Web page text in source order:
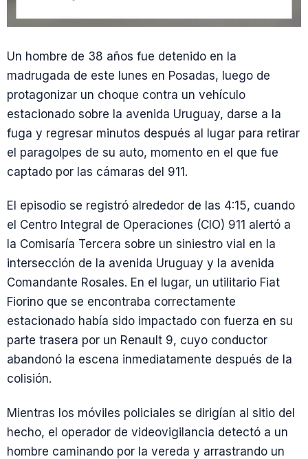
Un hombre de 38 años fue detenido en la
madrugada de este lunes en Posadas, luego de
protagonizar un choque contra un vehículo
estacionado sobre la avenida Uruguay, darse a la
fuga y regresar minutos después al lugar para retirar
el paragolpes de su auto, momento en el que fue
captado por las cámaras del 911.
El episodio se registró alrededor de las 4:15, cuando
el Centro Integral de Operaciones (CIO) 911 alertó a
la Comisaría Tercera sobre un siniestro vial en la
intersección de la avenida Uruguay y la avenida
Comandante Rosales. En el lugar, un utilitario Fiat
Fiorino que se encontraba correctamente
estacionado había sido impactado con fuerza en su
parte trasera por un Renault 9, cuyo conductor
abandonó la escena inmediatamente después de la
colisión.
Mientras los móviles policiales se dirigían al sitio del
hecho, el operador de videovigilancia detectó a un
hombre caminando por la vereda y arrastrando un